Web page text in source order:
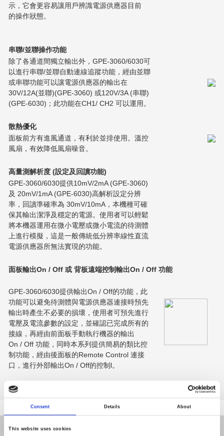
Consent Details About
This website uses cookies
示，它會更容易讓用戶辨識電源供應器目前
的操作狀態。
串聯/並聯操作功能
除了各通道間獨立輸出外，GPE-3060/6030可
以進行串聯/並聯自動連線追蹤功能，經由並聯
或串聯功能可以讓電源供應器的輸出在
30V/12A(並聯)(GPE-3060) 或120V/3A (串聯)
(GPE-6030)；此功能在CH1/ CH2 可以運用。
散熱優化
面板前方有進風通道，有利於並排使用。溫控
風扇，有效降低風扇噪音。
高量測解析度 (設定及回讀功能)
GPE-3060/6030提供10mV/2mA (GPE-3060)
及 20mV/1mA (GPE-6030)高解析設定分辨
率，回讀準確率為 30mV/10mA，本機種可確
保其輸出潔淨及穩定的電源。使用者可以輕鬆
將本機器運用在微小電壓或微小電流的待測體
上進行模擬，這是一般傳統低分辨率線性直流
電源供應器所無法實現的功能。
面板輸出On / Off 或 背板遠端控制輸出On / Off 功能
GPE-3060/6030提供輸出On / Off的功能，此
功能可以避免待測體與電源供應器連接時預先
輸出時產生不必要的損壞，使用者可預先進行
電壓及電流參數的設定，並確認已完成所有的
接線，再經由前面板手動執行機器的輸出
On / Off 功能，同時本系列提供簡易的類比控
制功能，經由後面板的Remote Control 連接
口，進行外部輸出On / Off的控制l。
產品